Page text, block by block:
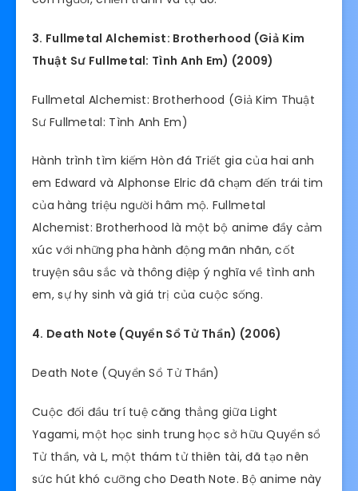
3. Fullmetal Alchemist: Brotherhood (Giả Kim
Thuật Sư Fullmetal: Tình Anh Em) (2009)
Fullmetal Alchemist: Brotherhood (Giả Kim Thuật
Sư Fullmetal: Tình Anh Em)
Hành trình tìm kiếm Hòn đá Triết gia của hai anh
em Edward và Alphonse Elric đã chạm đến trái tim
của hàng triệu người hâm mộ. Fullmetal
Alchemist: Brotherhood là một bộ anime đầy cảm
xúc với những pha hành động mãn nhãn, cốt
truyện sâu sắc và thông điệp ý nghĩa về tình anh
em, sự hy sinh và giá trị của cuộc sống.
4. Death Note (Quyển Sổ Tử Thần) (2006)
Death Note (Quyển Sổ Tử Thần)
Cuộc đối đầu trí tuệ căng thẳng giữa Light
Yagami, một học sinh trung học sở hữu Quyển sổ
Tử thần, và L, một thám tử thiên tài, đã tạo nên
sức hút khó cưỡng cho Death Note. Bộ anime này